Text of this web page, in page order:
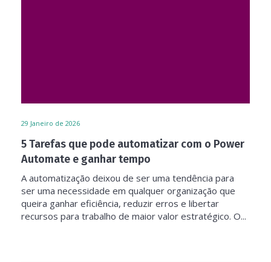
29 Janeiro de 2026
5 Tarefas que pode automatizar com o Power
Automate e ganhar tempo
A automatização deixou de ser uma tendência para
ser uma necessidade em qualquer organização que
queira ganhar eficiência, reduzir erros e libertar
recursos para trabalho de maior valor estratégico. O...